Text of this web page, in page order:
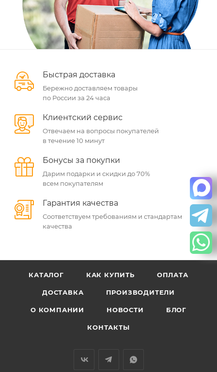
Быстрая доставка
Бережно доставляем товары
по России за 24 часа
Клиентский сервис
Отвечаем на вопросы покупателей
в течение 10 минут
Бонусы за покупки
Дарим подарки и скидки до 70%
всем покупателям
Гарантия качества
Соответствуем требованиям и стандартам
качества
КАТАЛОГ КАК КУПИТЬ ОПЛАТА
ДОСТАВКА ПРОИЗВОДИТЕЛИ
О КОМПАНИИ НОВОСТИ БЛОГ
КОНТАКТЫ